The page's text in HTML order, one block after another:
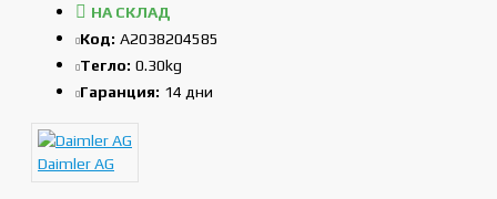
НА СКЛАД
Код: A2038204585
Тегло: 0.30kg
Гаранция: 14 дни
Daimler AG